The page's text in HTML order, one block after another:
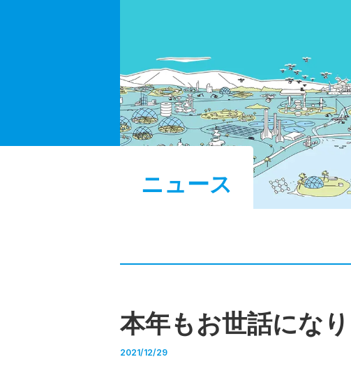
ニュース
本年もお世話になり
2021/12/29